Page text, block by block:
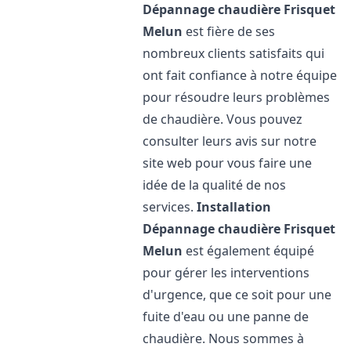
Dépannage chaudière Frisquet
Melun est fière de ses
nombreux clients satisfaits qui
ont fait confiance à notre équipe
pour résoudre leurs problèmes
de chaudière. Vous pouvez
consulter leurs avis sur notre
site web pour vous faire une
idée de la qualité de nos
services.Installation
Dépannage chaudière Frisquet
Melun est également équipé
pour gérer les interventions
d'urgence, que ce soit pour une
fuite d'eau ou une panne de
chaudière. Nous sommes à